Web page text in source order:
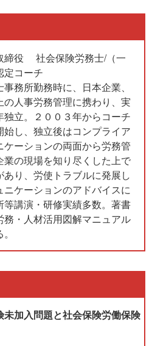
締役 社会保険労務士/（一
定コーチ
務所勤務時に、日本企業、
人事労務管理に携わり、実
立。２００３年からコーチ
し、独立後はコンプライア
ーションの両面から労務管
の現場を知り尽くした上で
り、労使トラブルに発展し
ケーションのアドバイスに
講演・研修実績多数。著書
・人材活用図解マニュアル
未加入問題と社会保険労働保険